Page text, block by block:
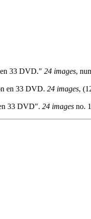
en 33 DVD." 24 images,
en 33 DVD. 24 images,
33 DVD". 24 images no.